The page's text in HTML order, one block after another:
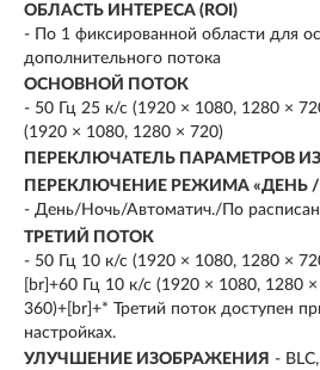
ОБЛАСТЬ ИНТЕРЕСА (ROI)
- По 1 фиксированной области для
дополнительного потока
ОСНОВНОЙ ПОТОК
- 50 Гц 25 к/с (1920 × 1080, 1280 ×
(1920 × 1080, 1280 × 720)
ПЕРЕКЛЮЧАТЕЛЬ ПАРАМЕТРОВ
ПЕРЕКЛЮЧЕНИЕ РЕЖИМА «ДЕНЬ /
- День/Ночь/Автоматич./По
ТРЕТИЙ ПОТОК
- 50 Гц 10 к/с (1920 × 1080, 1280 ×
[br]+60 Гц 10 к/с (1920 × 1080, 1280
360)+[br]+* Третий поток доступен
настройках.
УЛУЧШЕНИЕ ИЗОБРАЖЕНИЯ -